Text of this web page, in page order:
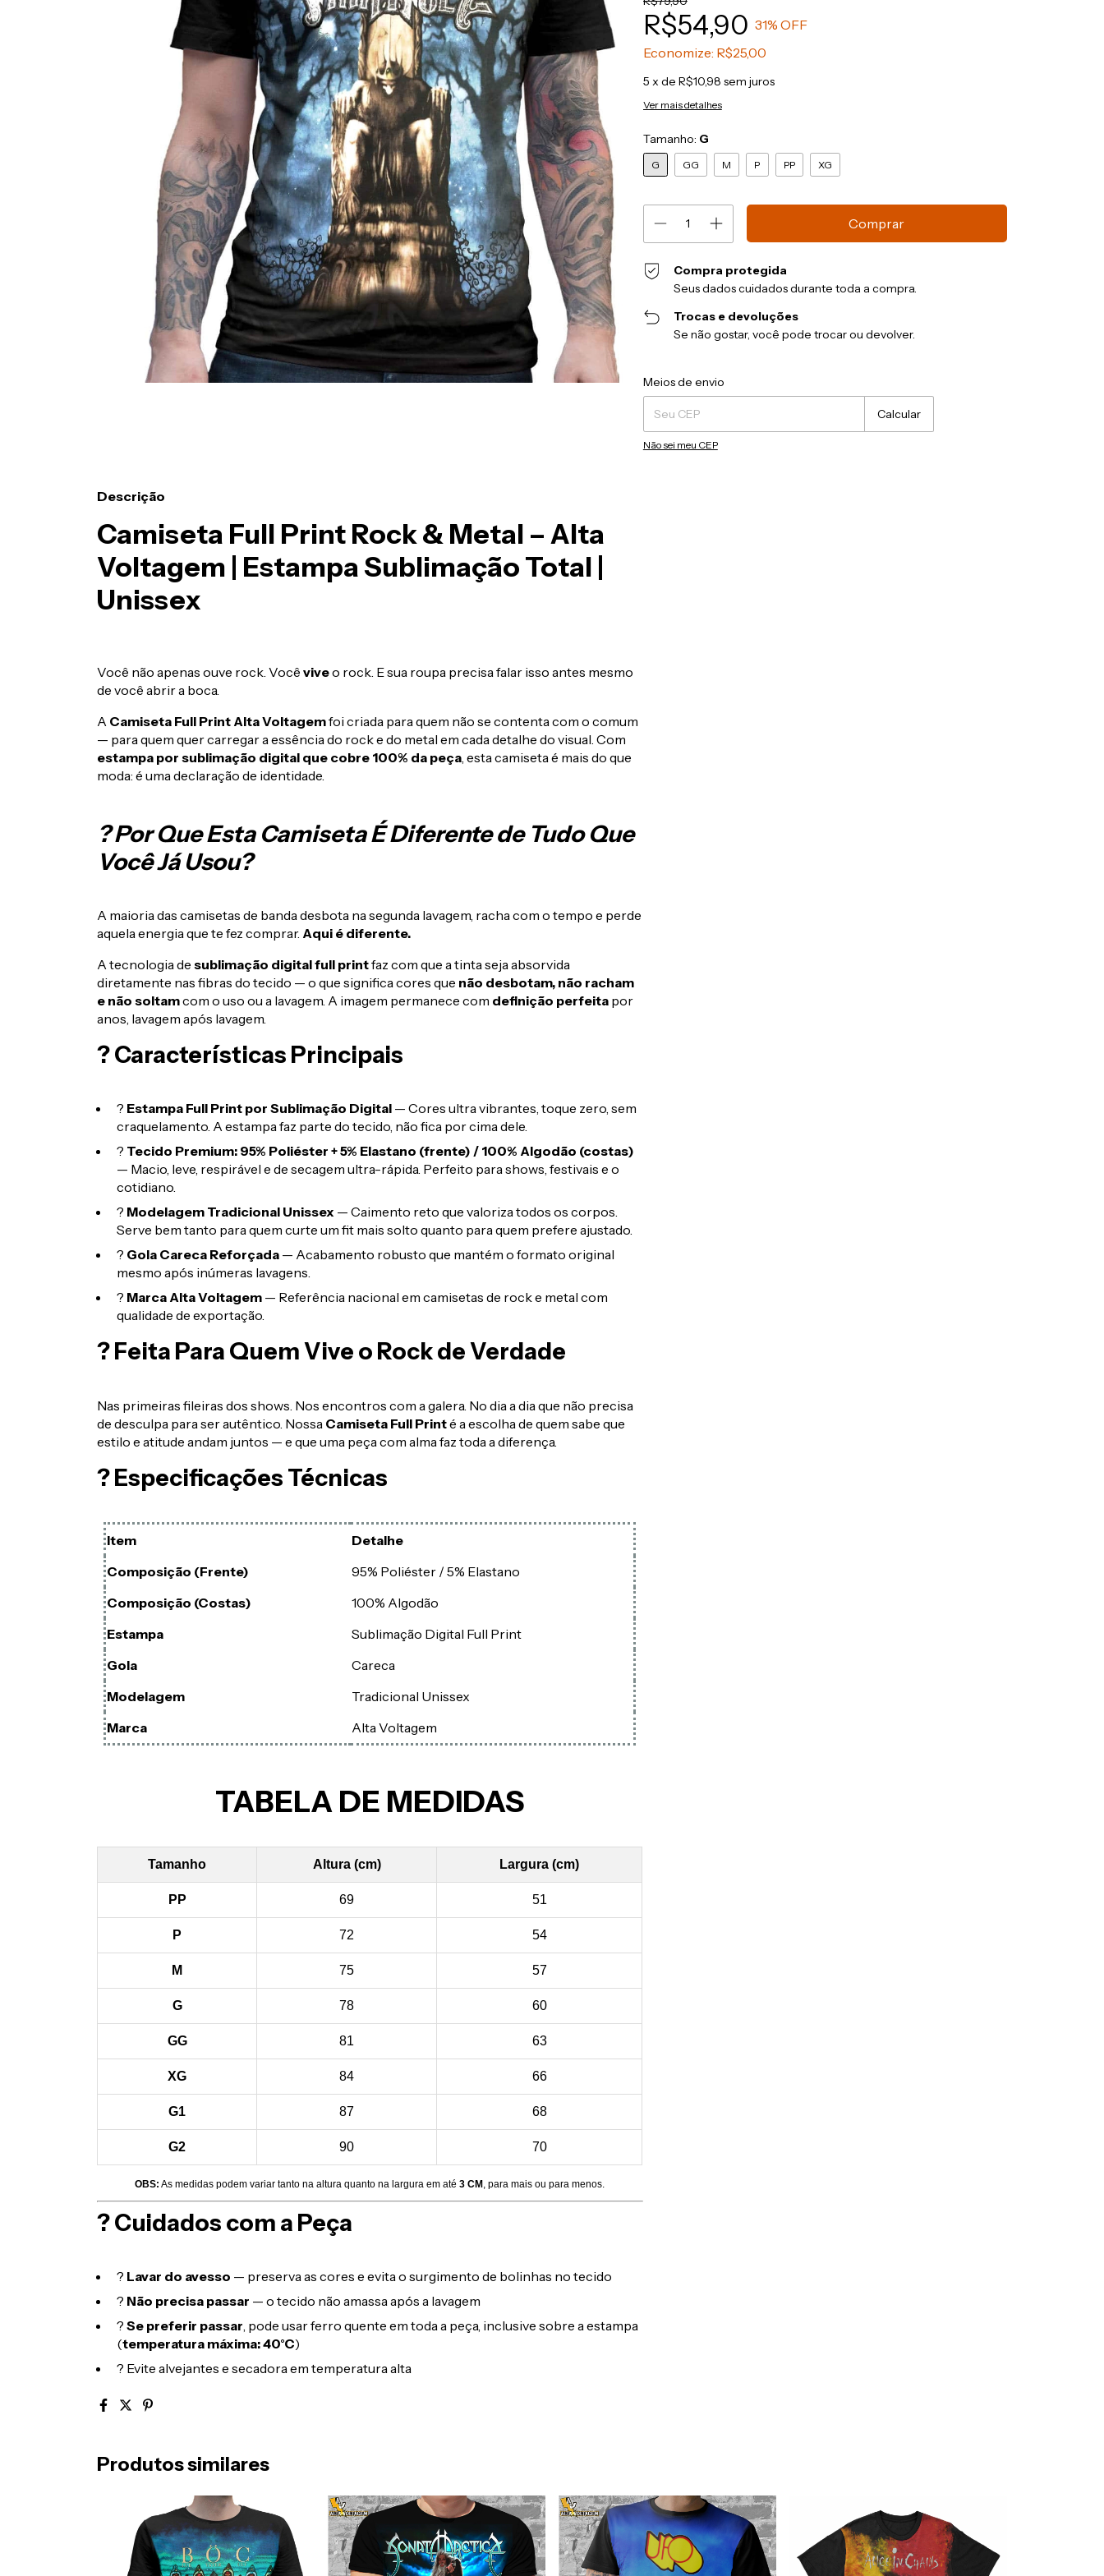
R$54,90 31% OFF
Economize: R$25,00
5 x de R$10,98 sem juros
Ver mais detalhes
Tamanho: G
G GG M P PP XG
Compra protegida
Seus dados cuidados durante toda a compra.
Trocas e devoluções
Se não gostar, você pode trocar ou devolver.
Entregas para o CEP:
Meios de envio
Calcular
Não sei meu CEP
Descrição
Camiseta Full Print Rock & Metal – Alta
Voltagem | Estampa Sublimação Total |
Unissex
Você não apenas ouve rock. Você viveo rock. E sua roupa precisa falar isso antes mesmo
de você abrir a boca.
A Camiseta Full Print Alta Voltagemfoi criada para quem não se contenta com o comum
— para quem quer carregar a essência do rock e do metal em cada detalhe do visual. Com
estampa por sublimação digital que cobre 100% da peça , esta camiseta é mais do que
moda: é uma declaração de identidade.
? Por Que Esta Camiseta É Diferente de Tudo Que
Você Já Usou?
A maioria das camisetas de banda desbota na segunda lavagem, racha com o tempo e perde
aquela energia que te fez comprar. Aqui é diferente.
A tecnologia de sublimação digital full printfaz com que a tinta seja absorvida
diretamente nas fibras do tecido — o que significa cores que não desbotam, não racham
e não soltamcom o uso ou a lavagem. A imagem permanece com definição perfeita por
anos, lavagem após lavagem.
? Características Principais
? Estampa Full Print por Sublimação Digital — Cores ultra vibrantes, toque zero, sem
craquelamento. A estampa faz parte do tecido, não fica por cima dele.
? Tecido Premium: 95% Poliéster + 5% Elastano (frente) / 100% Algodão (costas)
— Macio, leve, respirável e de secagem ultra-rápida. Perfeito para shows, festivais e o
cotidiano.
? Modelagem Tradicional Unissex — Caimento reto que valoriza todos os corpos.
Serve bem tanto para quem curte um fit mais solto quanto para quem prefere ajustado.
? Gola Careca Reforçada — Acabamento robusto que mantém o formato original
mesmo após inúmeras lavagens.
? Marca Alta Voltagem — Referência nacional em camisetas de rock e metal com
qualidade de exportação.
? Feita Para Quem Vive o Rock de Verdade
Nas primeiras fileiras dos shows. Nos encontros com a galera. No dia a dia que não precisa
de desculpa para ser autêntico. Nossa Camiseta Full Printé a escolha de quem sabe que
estilo e atitude andam juntos — e que uma peça com alma faz toda a diferença.
? Especificações Técnicas
Item
Detalhe
Composição (Frente)
95% Poliéster / 5% Elastano
Composição (Costas)
100% Algodão
Estampa
Sublimação Digital Full Print
Gola
Careca
Modelagem
Tradicional Unissex
Marca
Alta Voltagem
TABELA DE MEDIDAS
Tamanho Altura (cm) Largura (cm)
PP 69 51
P 72 54
M 75 57
G 78 60
GG 81 63
XG 84 66
G1 87 68
G2 90 70
OBS: As medidas podem variar tanto na altura quanto na largura em até3 CM , para mais ou para menos.
? Cuidados com a Peça
? Lavar do avesso — preserva as cores e evita o surgimento de bolinhas no tecido
? Não precisa passar — o tecido não amassa após a lavagem
? Se preferir passar, pode usar ferro quente em toda a peça, inclusive sobre a estampa
(temperatura máxima: 40°C)
? Evite alvejantes e secadora em temperatura alta
Produtos similares